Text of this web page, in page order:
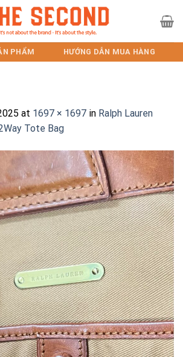
PHẨM HƯỚNG DẪN MUA HÀNG
at 1697 × 1697 in Ralph Lauren
Tote Bag